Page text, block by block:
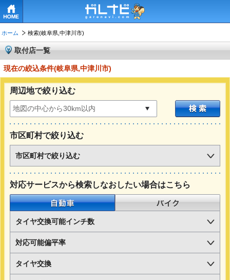
ホーム 検索(岐阜県,中津川市)
取付店一覧
現在の絞込条件(岐阜県,中津川市)
周辺地で絞り込む
市区町村で絞り込む
市区町村で絞り込む
対応サービスから検索しなおしたい場合はこちら
自動車
タイヤ交換可能インチ数
対応可能偏平率
タイヤ交換